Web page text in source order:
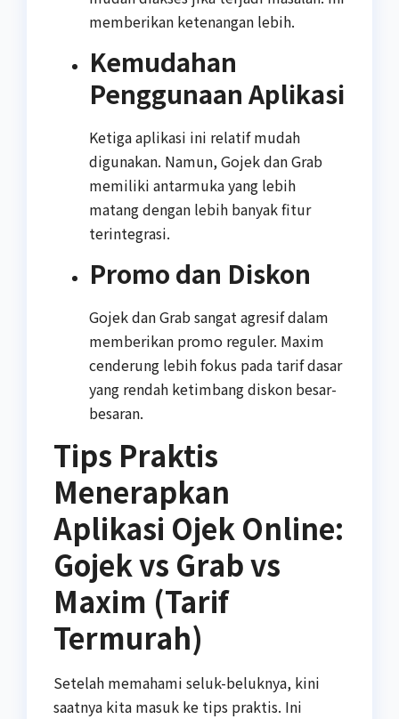
memberikan ketenangan lebih.
Kemudahan
Penggunaan Aplikasi
Ketiga aplikasi ini relatif mudah
digunakan. Namun, Gojek dan Grab
memiliki antarmuka yang lebih
matang dengan lebih banyak fitur
terintegrasi.
Promo dan Diskon
Gojek dan Grab sangat agresif dalam
memberikan promo reguler. Maxim
cenderung lebih fokus pada tarif dasar
yang rendah ketimbang diskon besar-
besaran.
Tips Praktis
Menerapkan
Aplikasi Ojek Online:
Gojek vs Grab vs
Maxim (Tarif
Termurah)
Setelah memahami seluk-beluknya, kini
saatnya kita masuk ke tips praktis. Ini